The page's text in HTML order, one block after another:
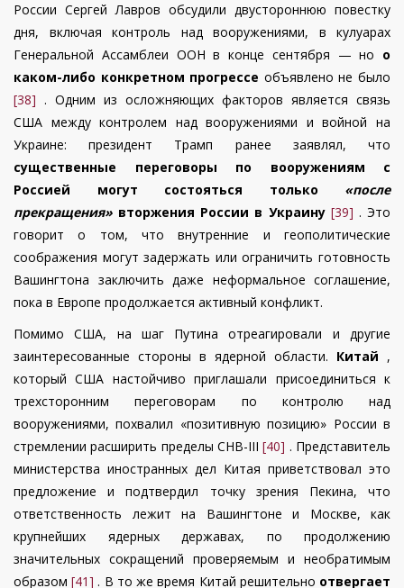
России Сергей Лавров обсудили двустороннюю повестку
дня, включая контроль над вооружениями, в кулуарах
Генеральной Ассамблеи ООН в конце сентября — но о
каком-либо конкретном прогрессе объявлено не было
[38] . Одним из осложняющих факторов является связь
США между контролем над вооружениями и войной на
Украине: президент Трамп ранее заявлял, что
существенные переговоры по вооружениям с
Россией могут состояться только «после
прекращения» вторжения России в Украину [39] . Это
говорит о том, что внутренние и геополитические
соображения могут задержать или ограничить готовность
Вашингтона заключить даже неформальное соглашение,
пока в Европе продолжается активный конфликт.
Помимо США, на шаг Путина отреагировали и другие
заинтересованные стороны в ядерной области. Китай ,
который США настойчиво приглашали присоединиться к
трехсторонним переговорам по контролю над
вооружениями, похвалил «позитивную позицию» России в
стремлении расширить пределы СНВ-III[40] . Представитель
министерства иностранных дел Китая приветствовал это
предложение и подтвердил точку зрения Пекина, что
ответственность лежит на Вашингтоне и Москве, как
крупнейших ядерных державах, по продолжению
значительных сокращений проверяемым и необратимым
образом[41] . В то же время Китай решительно отвергает